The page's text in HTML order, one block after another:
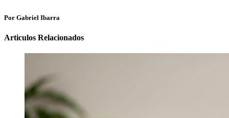
Por Gabriel Ibarra
Articulos Relacionados